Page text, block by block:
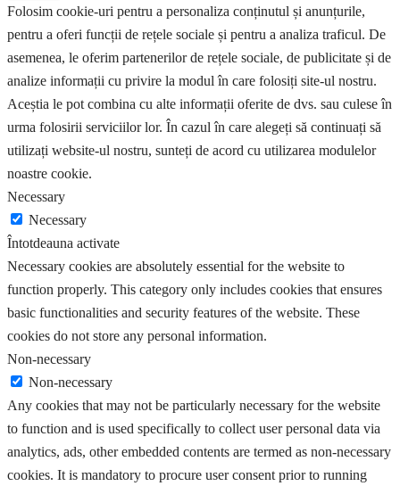
Folosim cookie-uri pentru a personaliza conținutul și anunțurile,
pentru a oferi funcții de rețele sociale și pentru a analiza traficul. De
asemenea, le oferim partenerilor de rețele sociale, de publicitate și de
analize informații cu privire la modul în care folosiți site-ul nostru.
Aceștia le pot combina cu alte informații oferite de dvs. sau culese în
urma folosirii serviciilor lor. În cazul în care alegeți să continuați să
utilizați website-ul nostru, sunteți de acord cu utilizarea modulelor
noastre cookie.
Necessary
Necessary
Întotdeauna activate
Necessary cookies are absolutely essential for the website to
function properly. This category only includes cookies that ensures
basic functionalities and security features of the website. These
cookies do not store any personal information.
Non-necessary
Non-necessary
Any cookies that may not be particularly necessary for the website
to function and is used specifically to collect user personal data via
analytics, ads, other embedded contents are termed as non-necessary
cookies. It is mandatory to procure user consent prior to running